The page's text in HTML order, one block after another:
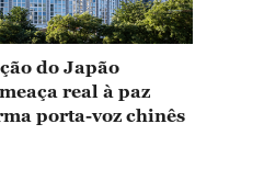
do Japão
real à paz
porta-voz chinês